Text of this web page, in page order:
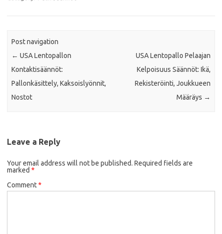
Post navigation
← USA Lentopallon
Kontaktisäännöt:
Pallonkäsittely, Kaksoislyönnit,
Nostot
USA Lentopallo Pelaajan
Kelpoisuus Säännöt: Ikä,
Rekisteröinti, Joukkueen
Määräys →
Leave a Reply
Your email address will not be published. Required fields are
marked *
Comment*